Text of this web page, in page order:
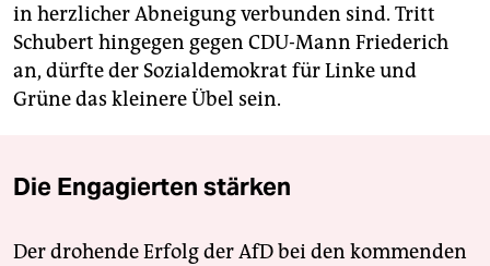
in herzlicher Abneigung verbunden sind. Tritt
Schubert hingegen gegen CDU-Mann Friederich
an, dürfte der Sozialdemokrat für Linke und
Grüne das kleinere Übel sein.
Die Engagierten stärken
Der drohende Erfolg der AfD bei den kommenden